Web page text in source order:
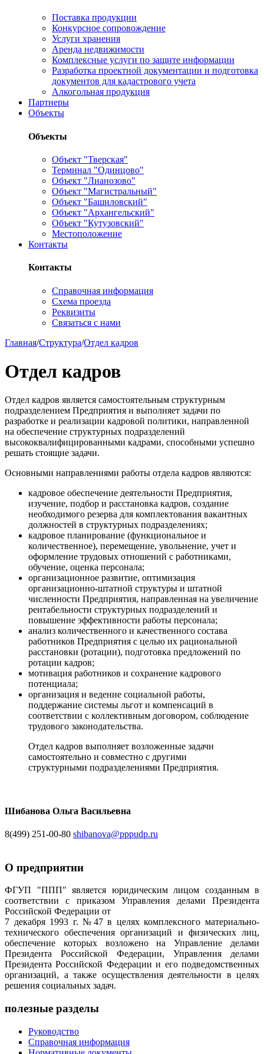
Поставка продукции
Конкурсное сопровождение
Услуги хранения
Аренда недвижимости
Комплексные услуги по защите информации
Разработка проектной документации и подготовка
документов для кадастрового учета
Алкогольная продукция
Партнеры
Объекты
Объекты
Объект "Тверская"
Терминал "Одинцово"
Объект "Лианозово"
Объект "Магистральный"
Объект "Башиловский"
Объект "Архангельский"
Объект "Кутузовский"
Местоположение
Контакты
Контакты
Справочная информация
Схема проезда
Реквизиты
Связаться с нами
Главная/Структура/Отдел кадров
Отдел кадров
Отдел кадров является самостоятельным структурным
подразделением Предприятия и выполняет задачи по
разработке и реализации кадровой политики, направленной
на обеспечение структурных подразделений
высококвалифицированными кадрами, способными успешно
решать стоящие задачи.
Основными направлениями работы отдела кадров являются:
кадровое обеспечение деятельности Предприятия,
изучение, подбор и расстановка кадров, создание
необходимого резерва для комплектования вакантных
должностей в структурных подразделениях;
кадровое планирование (функциональное и
количественное), перемещение, увольнение, учет и
оформление трудовых отношений с работниками,
обучение, оценка персонала;
организационное развитие, оптимизация
организационно-штатной структуры и штатной
численности Предприятия, направленная на увеличение
рентабельности структурных подразделений и
повышение эффективности работы персонала;
анализ количественного и качественного состава
работников Предприятия с целью их рациональной
расстановки (ротации), подготовка предложений по
ротации кадров;
мотивация работников и сохранение кадрового
потенциала;
организация и ведение социальной работы,
поддержание системы льгот и компенсаций в
соответствии с коллективным договором, соблюдение
трудового законодательства.
Отдел кадров выполняет возложенные задачи
самостоятельно и совместно с другими
структурными подразделениями Предприятия.
Шибанова Ольга Васильевна
8(499) 251-00-80 shibanova@pppudp.ru
О предприятии
ФГУП "ППП" является юридическим лицом созданным в
соответствии с приказом Управления делами Президента
Российской Федерации от
7 декабря 1993 г. №47 в целях комплексного материально-
технического обеспечения организаций и физических лиц,
обеспечение которых возложено на Управление делами
Президента Российской Федерации, Управления делами
Президента Российской Федерации и его подведомственных
организаций, а также осуществления деятельности в целях
решения социальных задач.
полезные разделы
Руководство
Справочная информация